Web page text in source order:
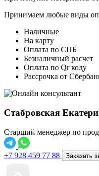
Принимаем любые виды
Наличные
На карту
Оплата по СПБ
Безналичный расчет
Оплата по Qr коду
Рассрочка от
Стабровская
Старший менеджер по
+7 928 459 77 88 Заказать